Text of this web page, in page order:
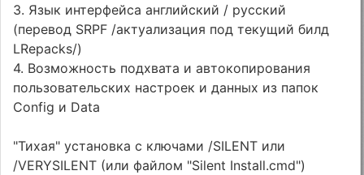
3. Язык интерфейса английский / русский
(перевод SRPF /актуализация под текущий билд
LRepacks/)
4. Возможность подхвата и автокопирования
пользовательских настроек и данных из папок
Config и Data
"Тихая" установка с ключами /SILENT или
/VERYSILENT (или файлом "Silent Install.cmd")